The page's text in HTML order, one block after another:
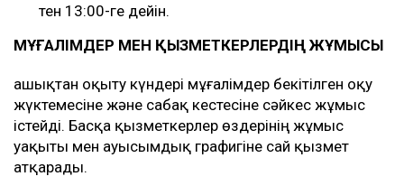
тен 13:00-ге дейін.
МҰҒАЛІМДЕР МЕН ҚЫЗМЕТКЕРЛЕРДІҢ ЖҰМЫСЫ
Қашықтан оқыту күндері мұғалімдер бекітілген оқу
жүктемесіне және сабақ кестесіне сәйкес жұмыс
істейді. Басқа қызметкерлер өздерінің жұмыс
уақыты мен ауысымдық графигіне сай қызмет
атқарады.